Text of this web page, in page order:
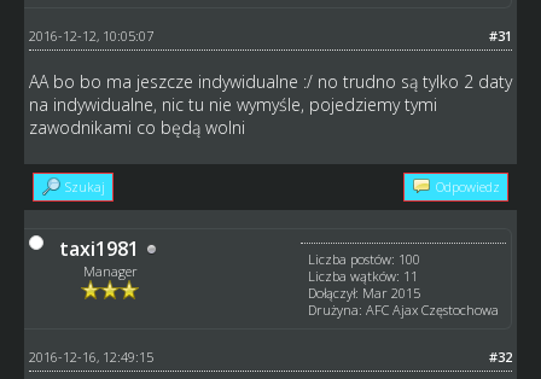
#31
2016-12-12, 10:05:07
AA bo bo ma jeszcze indywidualne :/ no trudno są tylko 2 daty
na indywidualne, nic tu nie wymyśle, pojedziemy tymi
zawodnikami co będą wolni
Szukaj Odpowiedz
taxi1981
Manager
Liczba postów: 100
Liczba wątków: 11
Dołączył: Mar 2015
Drużyna: AFC Ajax Częstochowa
#32
2016-12-16, 12:49:15